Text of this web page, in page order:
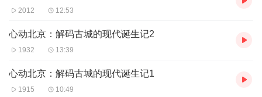
2012 12:53
心动北京：解码古城的现代诞生记2
1932 13:39
心动北京：解码古城的现代诞生记1
1915 10:49